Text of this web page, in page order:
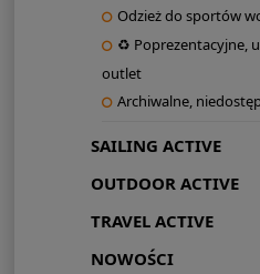
Odzież do sportów
♻ Poprezentacyjne,
outlet
Archiwalne,
SAILING ACTIVE
OUTDOOR ACTIVE
TRAVEL ACTIVE
NOWOŚCI